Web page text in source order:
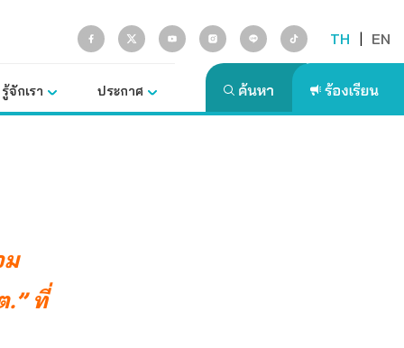
TH | EN
รู้จักเรา ประกาศ
ม
.” ที่